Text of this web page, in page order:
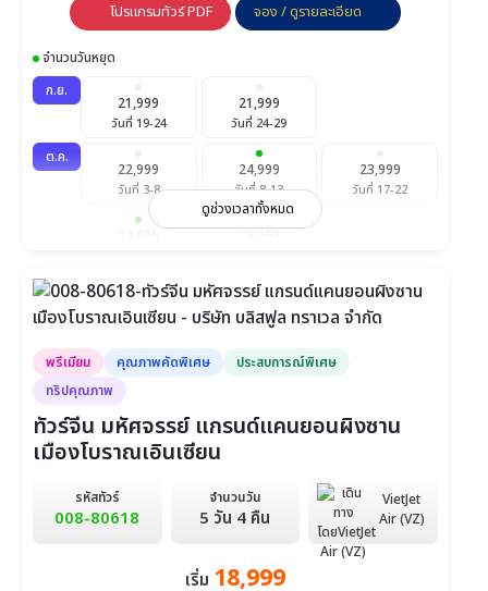
โปรแกรมทัวร์ PDF จอง / ดูรายละเอียด
จำนวนวันหยุด
ก.ย.
21,999
วันที่ 19-24
21,999
วันที่ 24-29
ต.ค.
22,999
วันที่ 3-8
24,999
วันที่ 8-13
23,999
วันที่ 17-22
พ.ย.
23,999
วันที่ 5-10
23,999
วันที่ 14-19
23,999
วันที่ 19-24
23,999
วันที่ 28-3 ธ.ค.
ธ.ค.
25,999
วันที่ 3-8
23,999 23,999
25,999
วันที่ 26-31
28,999
วันที่ 31-5 ม.ค.
ดูช่วงเวลาทั้งหมด
พรีเมียม คุณภาพคัดพิเศษ
ประสบการณ์พิเศษ
ทริปคุณภาพ
ทัวร์จีน มหัศจรรย์ แกรนด์แคนยอนผิงซาน
เมืองโบราณเอินเซียน
รหัสทัวร์
008-80618
จำนวนวัน
5 วัน 4 คืน
VietJet
Air (VZ)
เริ่ม 18,999